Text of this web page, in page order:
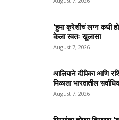
‘हुमा कुरेशीचं लग्न कधी
केला स्वतः खुलासा
August 7, 2026
आलियाने दीपिका आणि
मिळाला भारतातील
August 7, 2026